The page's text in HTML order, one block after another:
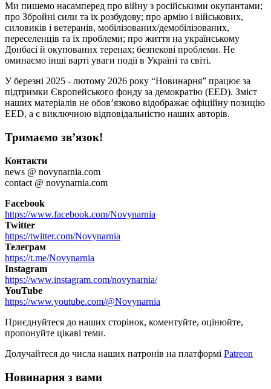
Ми пишемо насамперед про війну з російськими окупантами;
про Збройні сили та їх розбудову; про армію і військових,
силовиків і ветеранів, мобілізованих/демобілізованих,
переселенців та їх проблеми; про життя на українському
Донбасі й окупованих теренах; безпекові проблеми. Не
оминаємо інші варті уваги події в Україні та світі.
У березні 2025 - лютому 2026 року “Новинарня” працює за
підтримки Європейського фонду за демократію (EED). Зміст
наших матеріалів не обов’язково відображає офіційну позицію
EED, а є виключною відповідальністю наших авторів.
Тримаємо зв’язок!
Контакти
news @ novynarnia.com
contact @ novynarnia.com
Facebook
https://www.facebook.com/Novynarnia
Twitter
https://twitter.com/Novynarnia
Телеграм
https://t.me/Novynarnia
Instagram
https://www.instagram.com/novynarnia/
YouTube
https://www.youtube.com/@Novynarnia
Приєднуйтеся до наших сторінок, коментуйте, оцінюйте,
пропонуйте цікаві теми.
Долучайтеся до числа наших патронів на платформі Patreon
Новинарня з вами